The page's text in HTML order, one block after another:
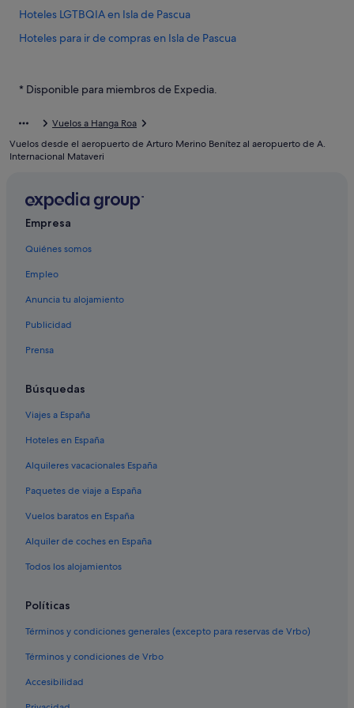
Hoteles LGTBQIA en Isla de Pascua
Hoteles para ir de compras en Isla de Pascua
Hoteles con restaurante en Isla de Pascua
Hoteles de 5 estrellas en Isla de Pascua
Hoteles de 5 estrellas en Hanga Roa
Casas privadas de vacaciones en Isla de Pascua
Hoteles de 3 estrellas en Isla de Pascua
Hoteles con spa en Isla de Pascua
Hoteles cerca de Antigua cantera Puna Pau
Hanga Roa hoteles
Hoteles en la playa en Isla de Pascua
Hoteles cerca de Playa Anakena
Cabañas en Isla de Pascua
Hoteles con conserje en Isla de Pascua
* Disponible para miembros de Expedia.
Vuelos a Hanga Roa
Vuelos desde el aeropuerto de Arturo Merino Benítez al aeropuerto de A.
Internacional Mataveri
Empresa
Quiénes somos
Empleo
Anuncia tu alojamiento
Publicidad
Prensa
Búsquedas
Viajes a España
Hoteles en España
Alquileres vacacionales España
Paquetes de viaje a España
Vuelos baratos en España
Alquiler de coches en España
Todos los alojamientos
Políticas
Términos y condiciones generales (excepto para reservas de Vrbo)
Términos y condiciones de Vrbo
Accesibilidad